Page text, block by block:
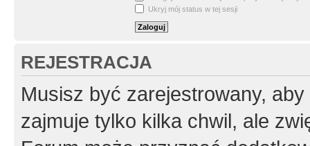
Ukryj mój status w tej sesji
REJESTRACJA
Musisz być zarejestrowany,
zajmuje tylko kilka chwil, ale